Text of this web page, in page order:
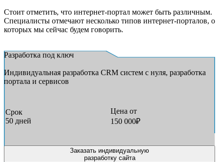
Стоит отметить, что интернет-портал может быть различным.
Специалисты отмечают несколько типов интернет-порталов, о
которых мы сейчас будем говорить.
Разработка под ключ
Индивидуальная разработка CRM систем с нуля, разработка
портала и сервисов
Срок
50 дней
Цена от
150 000₽
Заказать индивидуальную
разработку сайта